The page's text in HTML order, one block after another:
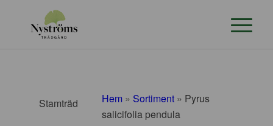
Stamträd
Hem » Sortiment » Pyrus
salicifolia pendula